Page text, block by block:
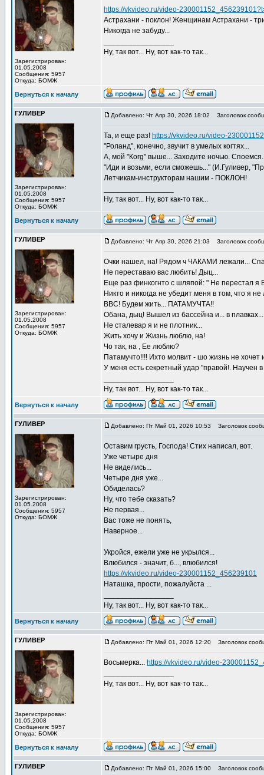
Зарегистрирован:
01.05.2008
Сообщения: 5957
Откуда: БОМЖ
https://vkvideo.ru/video-
Астрахани - поклон! Женщинам Астрахани -
Никогда не забуду...
Ну, так вот... Ну, вот как-то так...
Вернуться к началу
ГУЛИВЕР
Зарегистрирован:
01.05.2008
Сообщения: 5957
Откуда: БОМЖ
Добавлено: Чт Апр 30, 2026 18:02 Заголовок
Та, и еще раз! https://vkvideo.ru/video-
"Роланд", конечно, звучит в умелых когтях...
А, мой "Коrg" выше... Заходите ночью.
"Иди и возьми, если сможешь..." (И.Гуливер,
Летчикам-инструкторам нашим - ПОКЛОН!
Ну, так вот... Ну, вот как-то так...
Вернуться к началу
ГУЛИВЕР
Зарегистрирован:
01.05.2008
Сообщения: 5957
Откуда: БОМЖ
Добавлено: Чт Апр 30, 2026 21:03 Заголовок
Очки нашел, на! Рядом ч ЧАКАМИ лежали...
Не переставаю вас любить! Дыц...
Еще раз финкогнто с шляпой: " Не перестал я
Никто и никогда не убедит меня в том, что я
ВВС! Будем жить... ПАТАМУЧТА!!
Обана, дыц! Вышел из бассейна и... в плавках...
Не сталевар я и не плотник...
Жить хочу и Жизнь люблю, на!
Чо так, на , Ее люблю?
Патамучто!!!! Ихто молвит - шо жизнь не хочет
У меня есть секретный удар "правой!.
Ну, так вот... Ну, вот как-то так...
Вернуться к началу
ГУЛИВЕР
Зарегистрирован:
01.05.2008
Сообщения: 5957
Откуда: БОМЖ
Добавлено: Пт Май 01, 2026 10:53 Заголовок
Оставим грусть, Господа! Стих написал, вот.
Уже четыре дня
Не виделись...
Четыре дня уже...
Обиделась?
Ну, что тебе сказать?
Не первая...
Вас тоже не понять,
Наверное...
Укройся, ежели уже не укрылся...
Влюбился - значит, б..., влюбился!
https://vkvideo.ru/video-230001152_456239101
Наташка, прости, пожалуйста ...
Ну, так вот... Ну, вот как-то так...
Вернуться к началу
ГУЛИВЕР
Зарегистрирован:
01.05.2008
Сообщения: 5957
Откуда: БОМЖ
Добавлено: Пт Май 01, 2026 12:20 Заголовок
Восьмерка... https://vkvideo.ru/video-
Ну, так вот... Ну, вот как-то так...
Вернуться к началу
ГУЛИВЕР Добавлено: Пт Май 01, 2026 15:00 Заголовок